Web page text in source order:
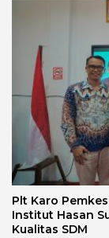
Plt Karo
Institut Hasan
Kualitas SDM